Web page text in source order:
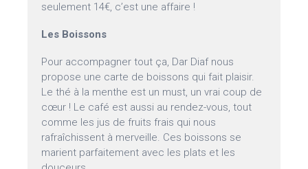
seulement 14€, c’est une affaire !
Les Boissons
Pour accompagner tout ça, Dar Diaf nous
propose une carte de boissons qui fait plaisir.
Le thé à la menthe est un must, un vrai coup de
cœur ! Le café est aussi au rendez-vous, tout
comme les jus de fruits frais qui nous
rafraîchissent à merveille. Ces boissons se
marient parfaitement avec les plats et les